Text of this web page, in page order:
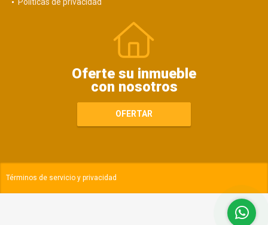
Políticas de privacidad
Oferte su inmueble
con nosotros
OFERTAR
Términos de servicio y privacidad